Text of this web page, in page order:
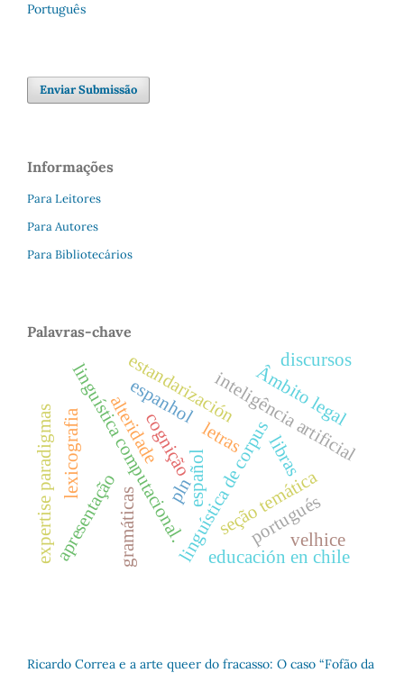
Português
Enviar Submissão
Informações
Para Leitores
Para Autores
Para Bibliotecários
Palavras-chave
linguística de corpus
linguística computacional. inteligência artificial
letras
apresentação seção temática
cognição
expertise paradigmas
estandarización
educación en chile
gramáticas portugués
español
espanhol Âmbito legal
libras
lexicografia pln
velhice
alteridade
discursos
Ricardo Correa e a arte queer do fracasso: O caso “Fofão da